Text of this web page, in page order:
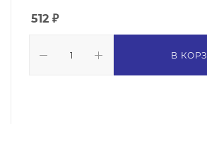
512 ₽
В